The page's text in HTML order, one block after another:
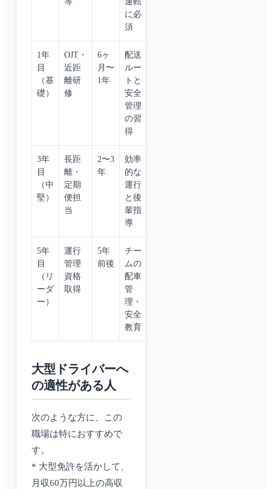
に必
須
1年
目
（基
礎）
OJT・
近距
離研
修
6ヶ
月〜
1年
配送
ルー
トと
安全
管理
の習
得
3年
目
（中
堅）
長距
離・
定期
便担
当
2〜3
年
効率
的な
運行
と後
輩指
導
5年
目
（リ
ーダ
ー）
運行
管理
資格
取得
5年
前後
チー
ムの
配車
管
理・
安全
教育
大型ドライバーへ
の適性がある人
次のような方に、この
職場は特におすすめで
す。
* 大型免許を活かして、
月収60万円以上の高収